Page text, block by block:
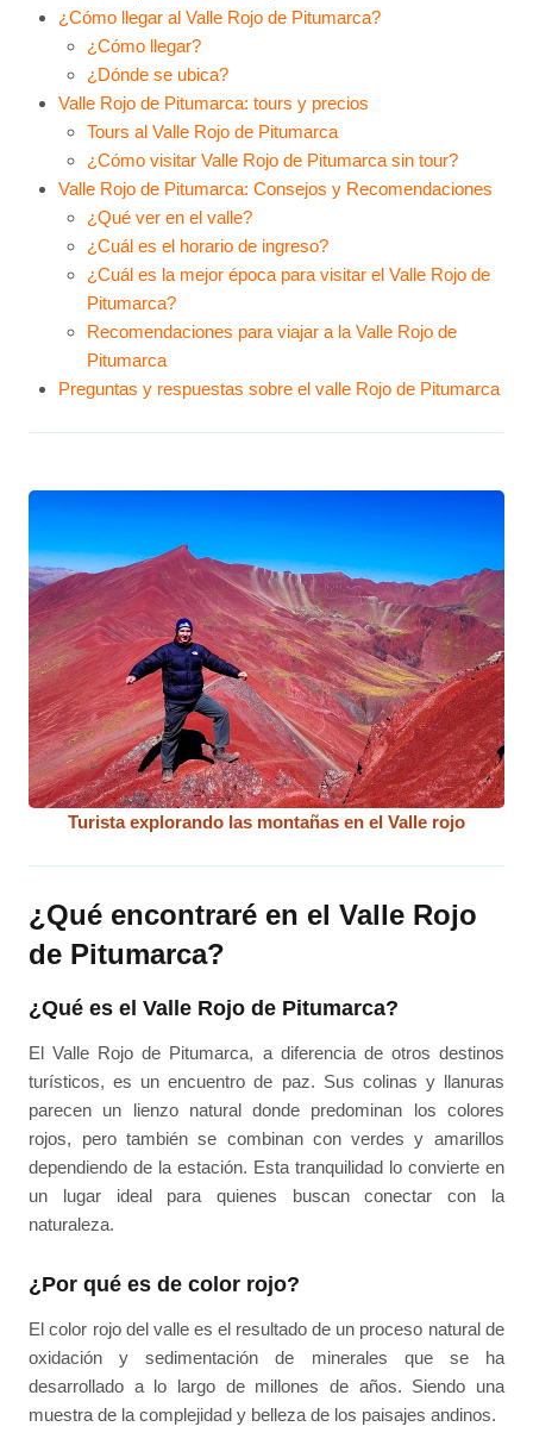
¿Cómo llegar al Valle Rojo de Pitumarca?
¿Cómo llegar?
¿Dónde se ubica?
Valle Rojo de Pitumarca: tours y precios
Tours al Valle Rojo de Pitumarca
¿Cómo visitar Valle Rojo de Pitumarca sin tour?
Valle Rojo de Pitumarca: Consejos y Recomendaciones
¿Qué ver en el valle?
¿Cuál es el horario de ingreso?
¿Cuál es la mejor época para visitar el Valle Rojo de
Pitumarca?
Recomendaciones para viajar a la Valle Rojo de
Pitumarca
Preguntas y respuestas sobre el valle Rojo de Pitumarca
Turista explorando las montañas en el Valle rojo
¿Qué encontraré en el Valle Rojo
de Pitumarca?
¿Qué es el Valle Rojo de Pitumarca?
El Valle Rojo de Pitumarca, a diferencia de otros destinos
turísticos, es un encuentro de paz. Sus colinas y llanuras
parecen un lienzo natural donde predominan los colores
rojos, pero también se combinan con verdes y amarillos
dependiendo de la estación. Esta tranquilidad lo convierte en
un lugar ideal para quienes buscan conectar con la
naturaleza.
¿Por qué es de color rojo?
El color rojo del valle es el resultado de un proceso natural de
oxidación y sedimentación de minerales que se ha
desarrollado a lo largo de millones de años. Siendo una
muestra de la complejidad y belleza de los paisajes andinos.